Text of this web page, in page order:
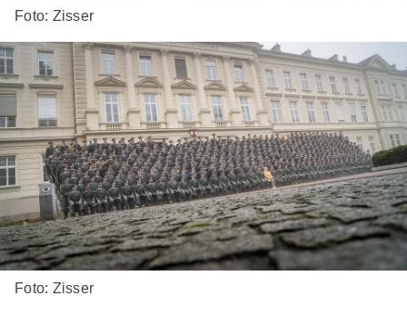
Foto: Zisser
Foto: Zisser